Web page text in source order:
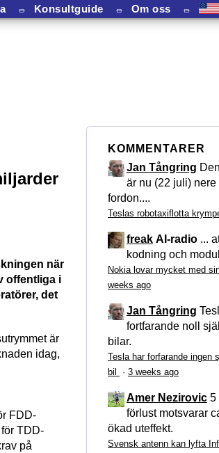
⏛ Konsultguide ⏛ Om oss ⏛
när
offentliga i
det
är
idag,
FDD-
TDD-
på
KOMMENTARER
Jan Tångring
är nu (22 juli) nere
fordon....
Teslas robotaxiflotta
freak AI-radio ...
kodning och
Nokia lovar mycket med
weeks ago
Jan Tångring
fortfarande noll
bilar.
Tesla har forfarande ingen
bil
· 3 weeks ago
Amer Nezirovic 5
förlust motsvarar
ökad uteffekt.
Svensk antenn kan lyfta